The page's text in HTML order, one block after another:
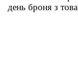
день броня з